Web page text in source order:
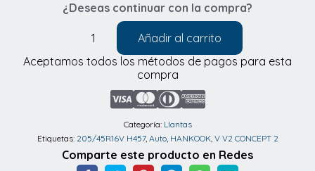
¿Deseas continuar con la compra?
Llantas
Hankook
V2
CONCEPT
Añadir al carrito
Categoría: Llantas
Etiquetas: 205/45R16V H457, Auto, HANKOOK, V V2 CONCEPT 2
Aceptamos todos los métodos de pagos para esta
compra
Comparte este producto en Redes